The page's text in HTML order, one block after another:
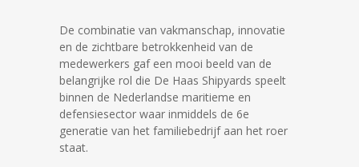
De combinatie van vakmanschap, innovatie
en de zichtbare betrokkenheid van de
medewerkers gaf een mooi beeld van de
belangrijke rol die De Haas Shipyards speelt
binnen de Nederlandse maritieme en
defensiesector waar inmiddels de 6e
generatie van het familiebedrijf aan het roer
staat.